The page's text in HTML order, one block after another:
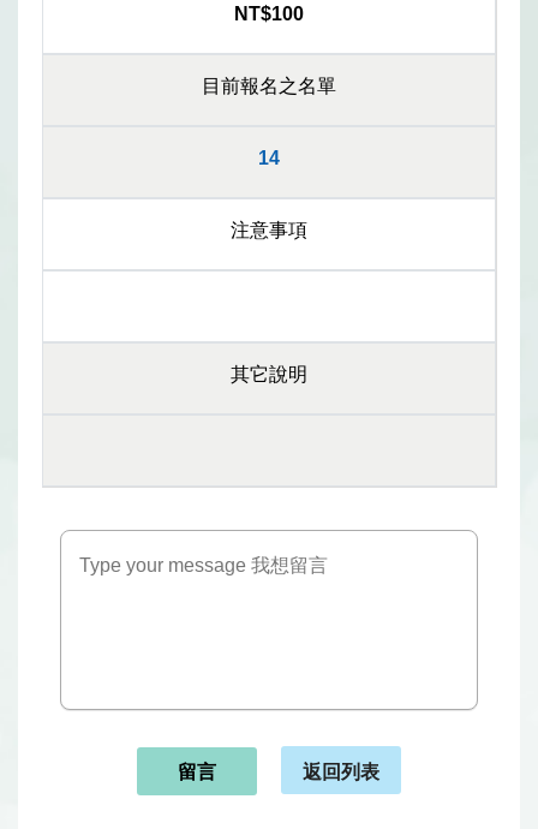
NT$100
目前報名之名單
14
注意事項
其它說明
留言 返回列表